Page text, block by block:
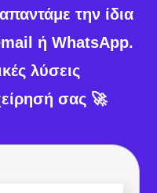
την ίδια
ή WhatsApp.
λύσεις
σας 🚀